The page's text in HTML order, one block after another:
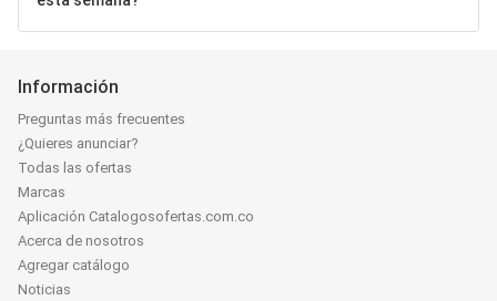
Información
Preguntas más frecuentes
¿Quieres anunciar?
Todas las ofertas
Marcas
Aplicación Catalogosofertas.com.co
Acerca de nosotros
Agregar catálogo
Noticias